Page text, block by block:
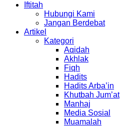
Iftitah
Hubungi Kami
Jangan Berdebat
Artikel
Kategori
Aqidah
Akhlak
Fiqh
Hadits
Hadits Arba’in
Khutbah Jum’at
Manhaj
Media Sosial
Muamalah